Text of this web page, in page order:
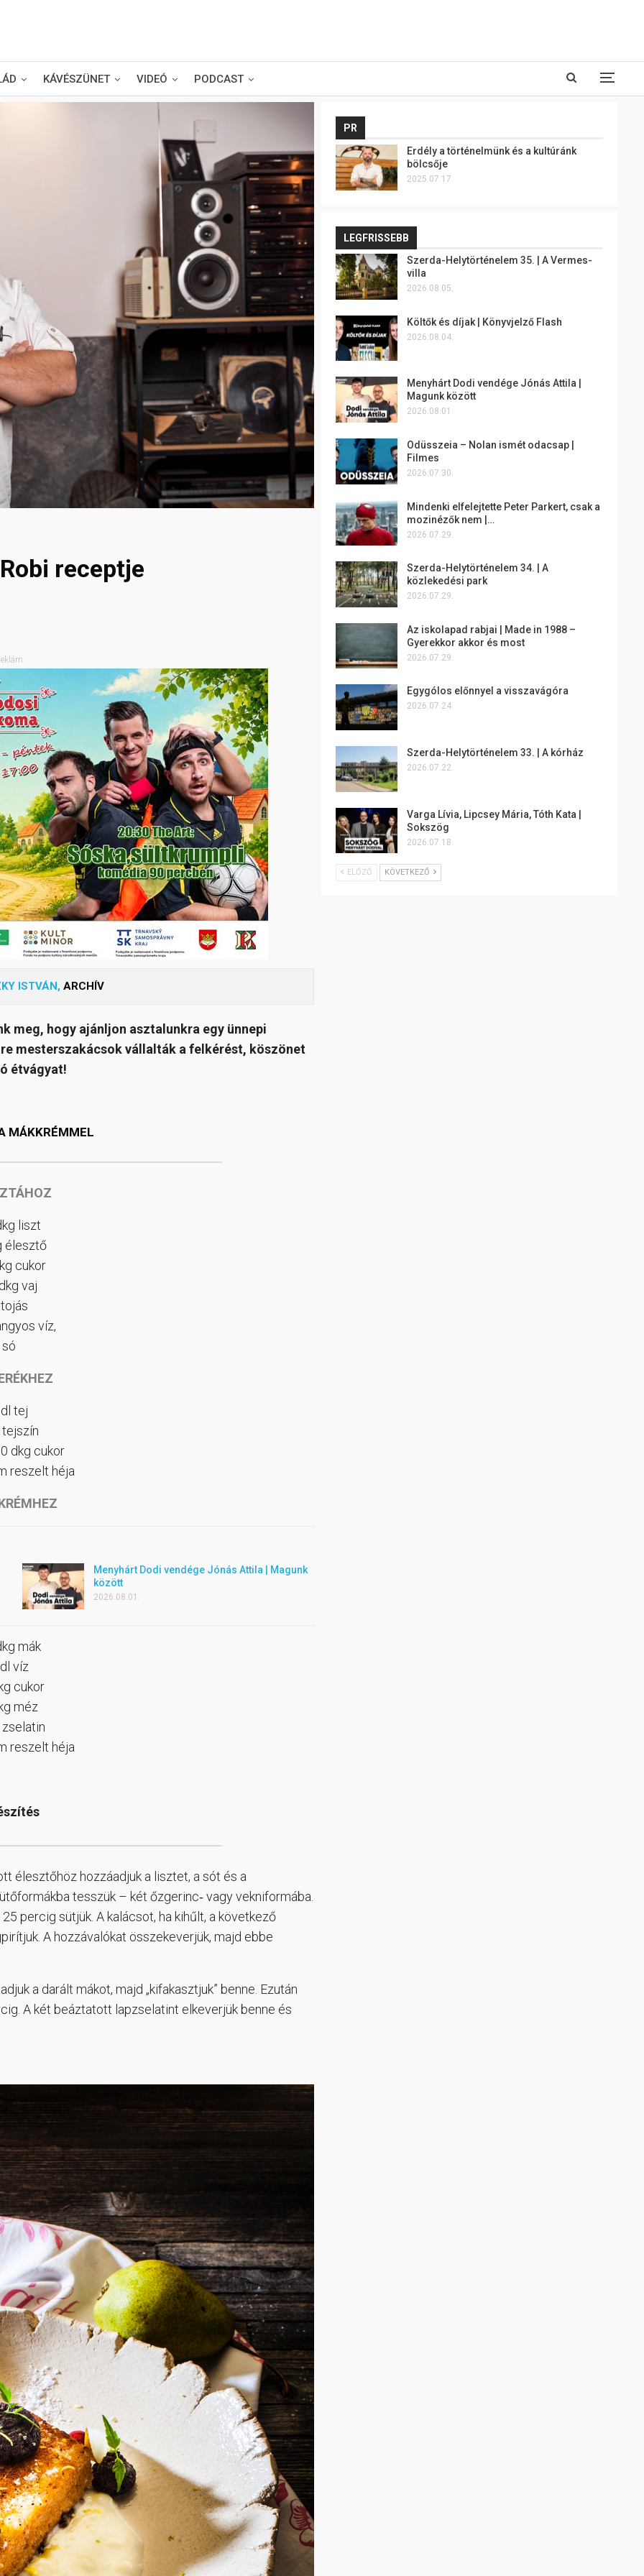
KÁVÉSZÜNET VIDEÓ PODCAST
receptje
ISTVÁN, ARCHÍV
meg, hogy ajánljon asztalunkra egy ünnepi
mesterszakácsok vállalták a felkérést, köszönet
étvágyat!
MÁKKRÉMMEL
liszt
élesztő
cukor
vaj
víz,
só
tej
dkg cukor
reszelt héja
Menyhárt Dodi vendége Jónás Attila | Magunk
között
2026.08.01.
mák
víz
cukor
méz
reszelt héja
élesztőhöz hozzáadjuk a lisztet, a sót és a
tesszük – két őzgerinc‐ vagy vekniformába.
percig sütjük. A kalácsot, ha kihűlt, a következő
A hozzávalókat összekeverjük, majd ebbe
a darált mákot, majd „kifakasztjuk” benne. Ezután
A két beáztatott lapzselatint elkeverjük benne és
PR
Erdély a történelmünk és a kultúránk
bölcsője
2025.07.17.
LEGFRISSEBB
Szerda-Helytörténelem 35. | A Vermes-
villa
2026.08.05.
Költők és díjak | Könyvjelző Flash
2026.08.04.
Menyhárt Dodi vendége Jónás Attila |
Magunk között
2026.08.01.
Odüsszeia – Nolan ismét odacsap |
Filmes
2026.07.30.
Mindenki elfelejtette Peter Parkert, csak a
mozinézők nem |…
2026.07.29.
Szerda-Helytörténelem 34. | A
közlekedési park
2026.07.29.
Az iskolapad rabjai | Made in 1988 –
Gyerekkor akkor és most
2026.07.29.
Egygólos előnnyel a visszavágóra
2026.07.24.
Szerda-Helytörténelem 33. | A kórház
2026.07.22.
Varga Lívia, Lipcsey Mária, Tóth Kata |
Sokszög
2026.07.18.
ELŐZŐ KÖVETKEZŐ